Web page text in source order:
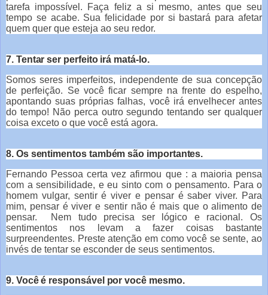
tarefa impossível. Faça feliz a si mesmo, antes que seu
tempo se acabe. Sua felicidade por si bastará para afetar
quem quer que esteja ao seu redor.
7. Tentar ser perfeito irá matá-lo.
Somos seres imperfeitos, independente de sua concepção
de perfeição. Se você ficar sempre na frente do espelho,
apontando suas próprias falhas, você irá envelhecer antes
do tempo! Não perca outro segundo tentando ser qualquer
coisa exceto o que você está agora.
8. Os sentimentos também são importantes.
Fernando Pessoa certa vez afirmou que : a maioria pensa
com a sensibilidade, e eu sinto com o pensamento. Para o
homem vulgar, sentir é viver e pensar é saber viver. Para
mim, pensar é viver e sentir não é mais que o alimento de
pensar. Nem tudo precisa ser lógico e racional. Os
sentimentos nos levam a fazer coisas bastante
surpreendentes. Preste atenção em como você se sente, ao
invés de tentar se esconder de seus sentimentos.
9. Você é responsável por você mesmo.